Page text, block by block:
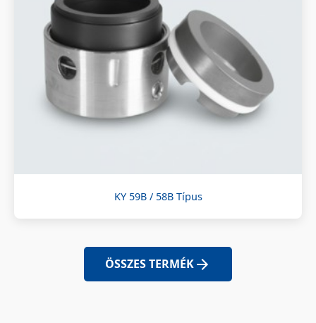
KY 59B / 58B Típus
ÖSSZES TERMÉK